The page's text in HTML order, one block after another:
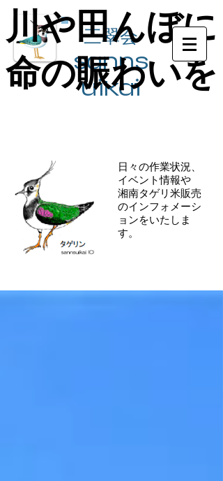
三翠会
sanns
ui​kai
川や田んぼに
川や田んぼに
命の賑わいを
命の賑わいを
日々の作業状況、
イベント情報や
​湘南タゲリ米販売
のインフォメーシ
ョンをいたしま
す。